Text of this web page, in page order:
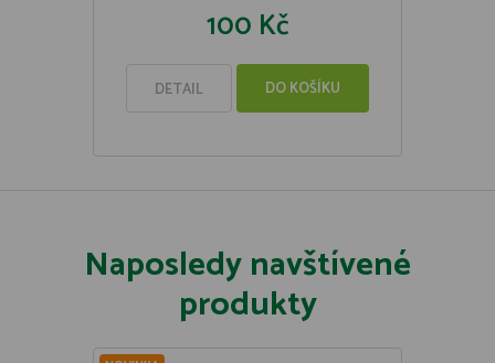
100 Kč
DETAIL DO KOŠÍKU
Naposledy navštívené
produkty